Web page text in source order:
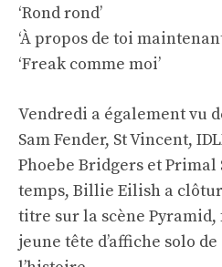
‘Rond rond’
‘À propos de toi
‘Freak comme moi’
Vendredi a également vu
Sam Fender, St Vincent,
Phoebe Bridgers et Primal
temps, Billie Eilish a
titre sur la scène Pyramid,
jeune tête d’affiche solo